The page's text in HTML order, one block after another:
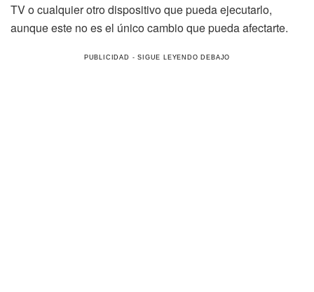
TV o cualquier otro dispositivo que pueda ejecutarlo,
aunque este no es el único cambio que pueda afectarte.